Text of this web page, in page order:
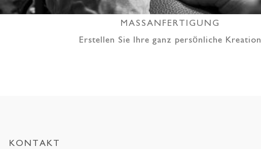
MASSANFERTIGUNG
Erstellen Sie Ihre ganz persönliche Kreation
KONTAKT